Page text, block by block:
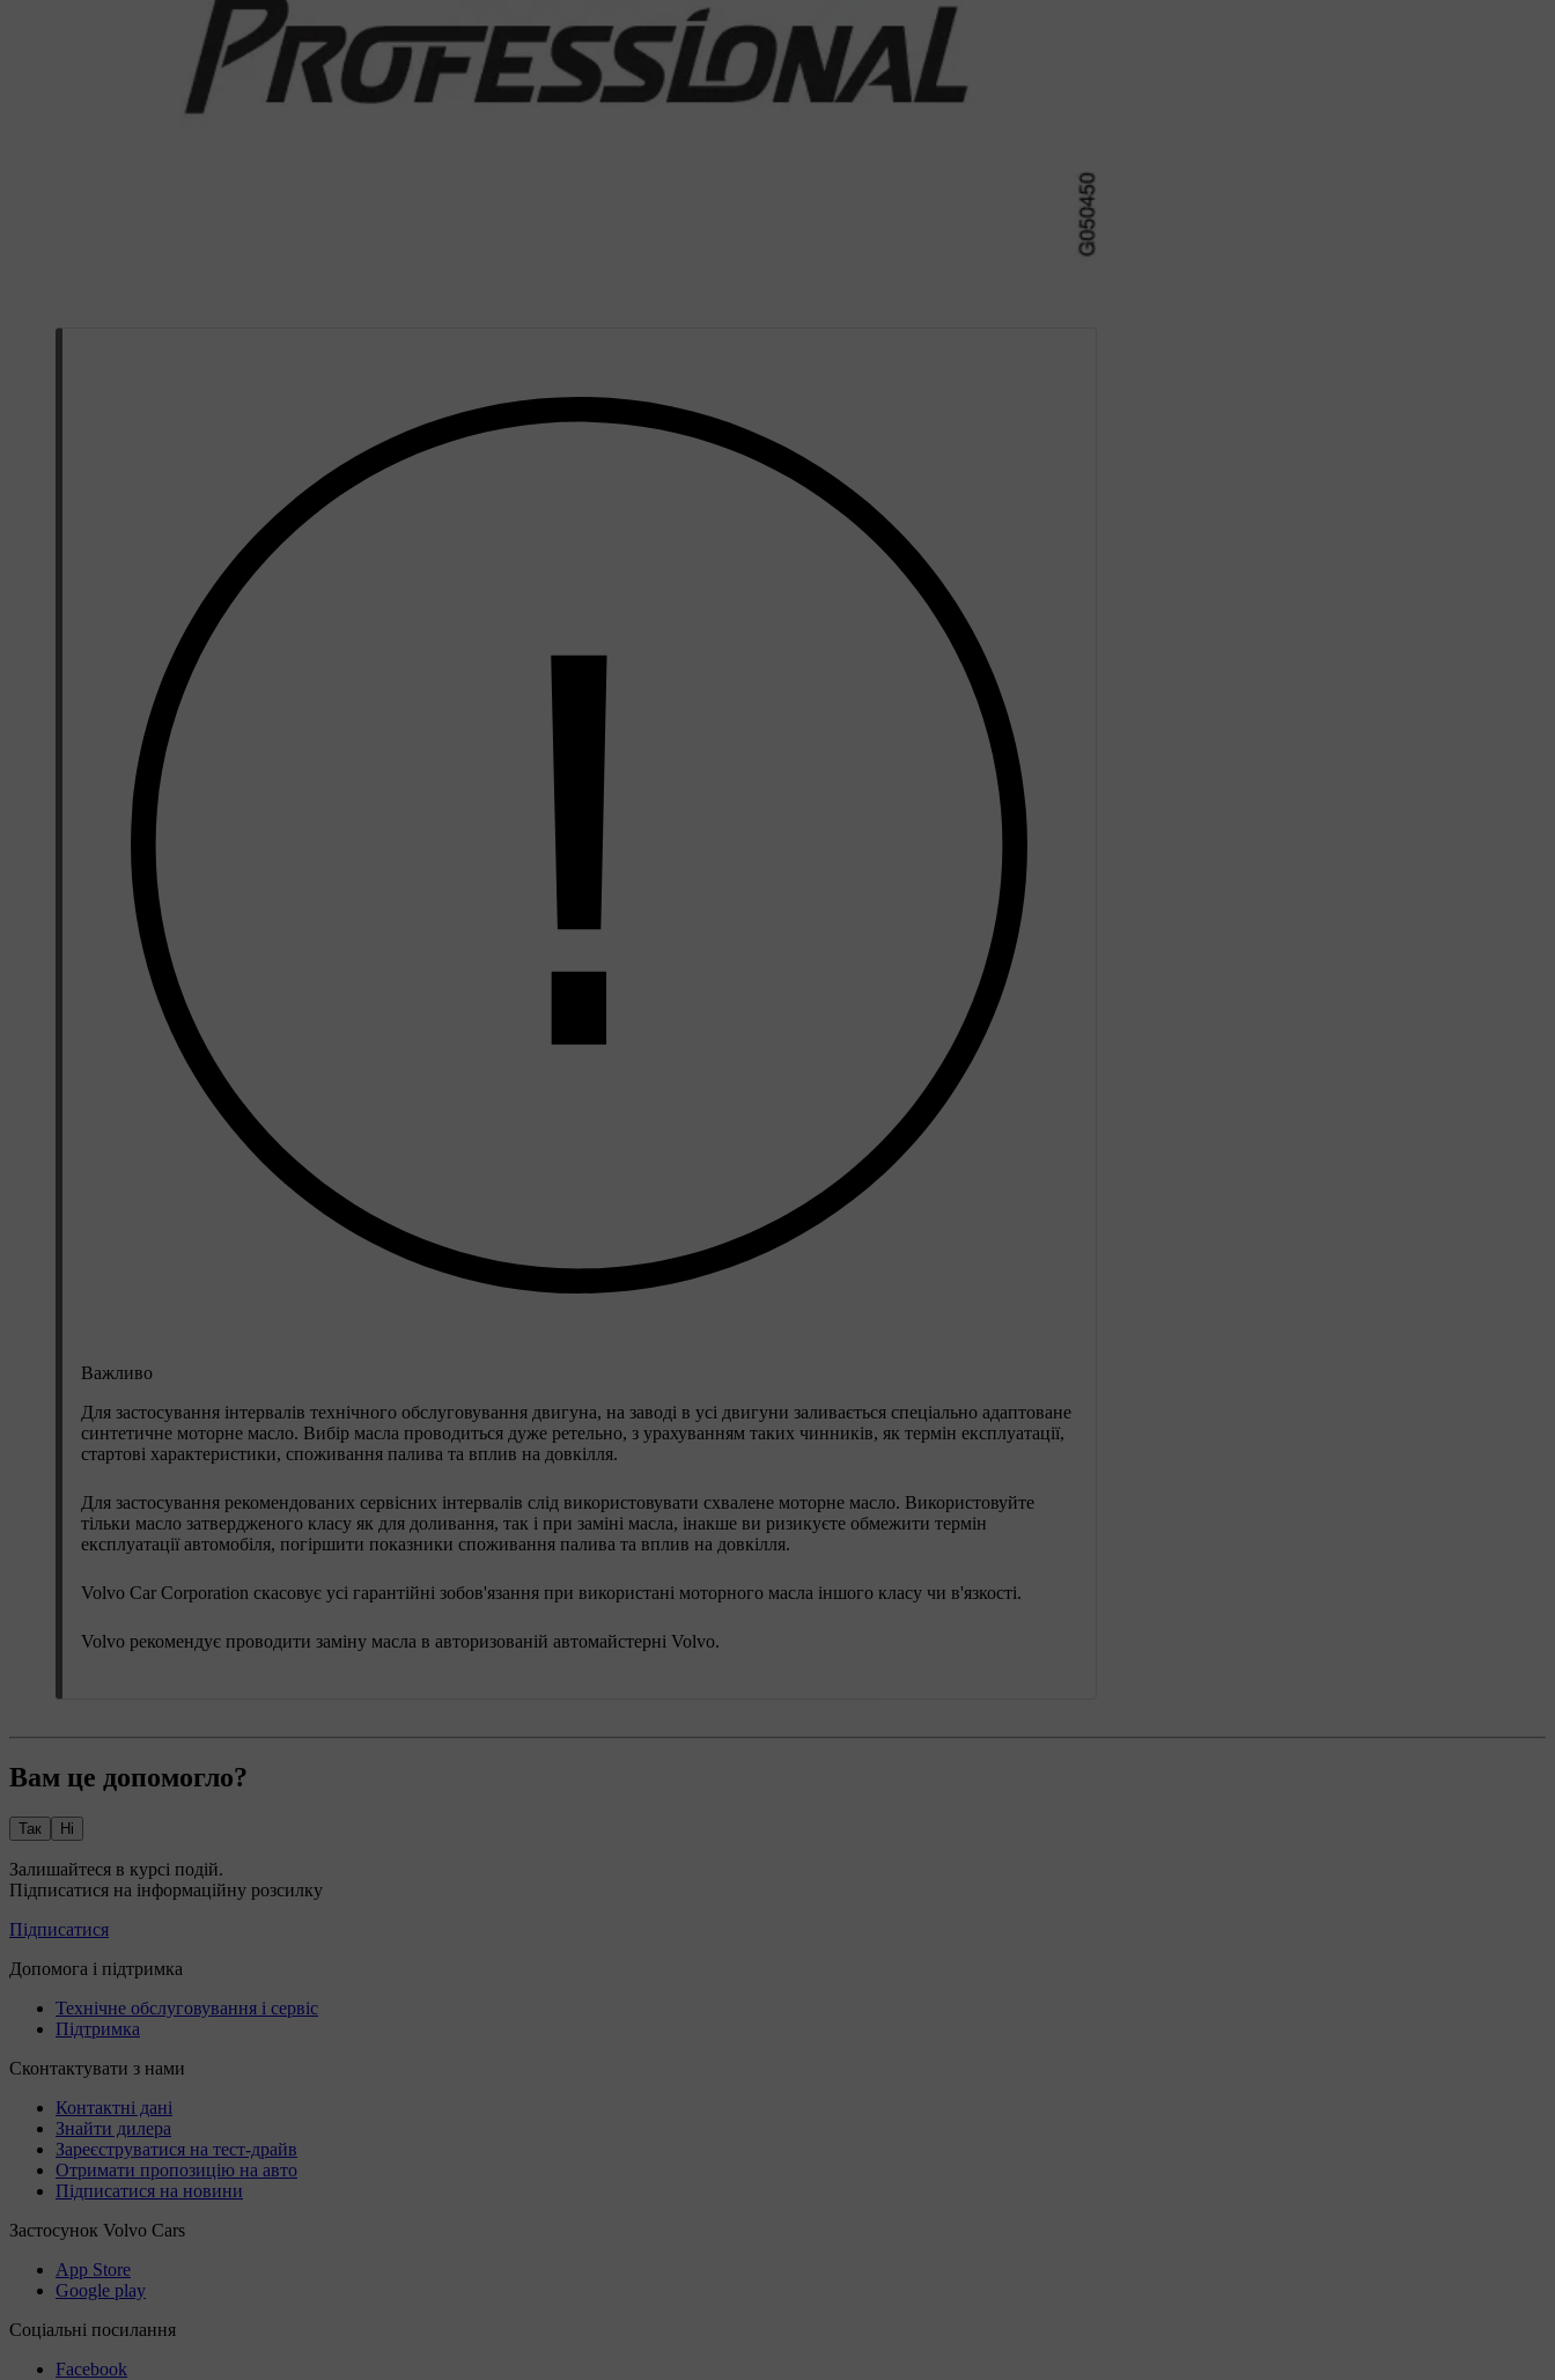
Важливо
Для застосування інтервалів технічного обслуговування двигуна, на заводі в усі двигуни заливається спеціально адаптоване
синтетичне моторне масло. Вибір масла проводиться дуже ретельно, з урахуванням таких чинників, як термін експлуатації,
стартові характеристики, споживання палива та вплив на довкілля.
Для застосування рекомендованих сервісних інтервалів слід використовувати схвалене моторне масло. Використовуйте
тільки масло затвердженого класу як для доливання, так і при заміні масла, інакше ви ризикуєте обмежити термін
експлуатації автомобіля, погіршити показники споживання палива та вплив на довкілля.
Volvo Car Corporation скасовує усі гарантійні зобов'язання при використані моторного масла іншого класу чи в'язкості.
Volvo рекомендує проводити заміну масла в авторизованій автомайстерні Volvo.
Вам це допомогло?
Так Ні